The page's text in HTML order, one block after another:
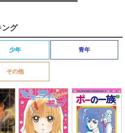
ング
少年 青年
その他